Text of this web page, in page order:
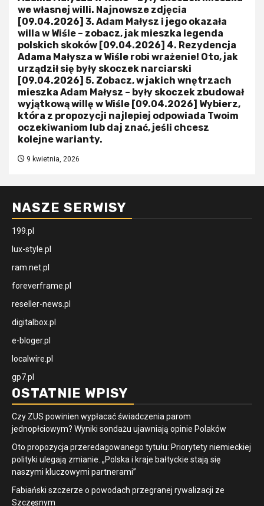
we własnej willi. Najnowsze zdjęcia
[09.04.2026] 3. Adam Małysz i jego okazała
willa w Wiśle – zobacz, jak mieszka legenda
polskich skoków [09.04.2026] 4. Rezydencja
Adama Małysza w Wiśle robi wrażenie! Oto, jak
urządził się były skoczek narciarski
[09.04.2026] 5. Zobacz, w jakich wnętrzach
mieszka Adam Małysz – były skoczek zbudował
wyjątkową willę w Wiśle [09.04.2026] Wybierz,
która z propozycji najlepiej odpowiada Twoim
oczekiwaniom lub daj znać, jeśli chcesz
kolejne warianty.
9 kwietnia, 2026
NASZE SERWISY
199.pl
lux-style.pl
ram.net.pl
foreverframe.pl
reseller-news.pl
digitalbox.pl
e-bloger.pl
localwire.pl
gp7.pl
OSTATNIE WPISY
Czy ZUS powinien wypłacać świadczenia parom
jednopłciowym? Wyniki sondażu ujawniają opinie Polaków
Oto propozycja przeredagowanego tytułu: Priorytety niemieckiej
polityki ulegają zmianie. „Polska i kraje bałtyckie stają się
naszymi kluczowymi partnerami”
Fabiański szczerze o powodach przegranej rywalizacji ze
Szczęsnym